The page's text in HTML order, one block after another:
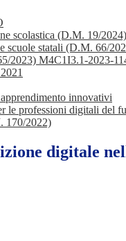
scolastica (D.M. 19/2024)
scuole statali (D.M. 66/
2023) M4C1I3.1-2023-
innovativi
le professioni digitali del
170/2022)
digitale